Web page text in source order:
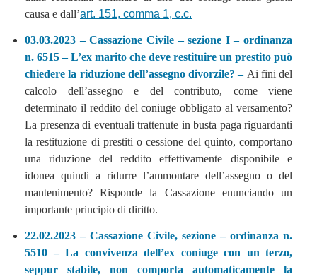
causa e dall’art. 151, comma 1, c.c.
03.03.2023 – Cassazione Civile – sezione I – ordinanza
n. 6515 – L’ex marito che deve restituire un prestito può
chiedere la riduzione dell’assegno divorzile? – Ai fini del
calcolo dell’assegno e del contributo, come viene
determinato il reddito del coniuge obbligato al versamento?
La presenza di eventuali trattenute in busta paga riguardanti
la restituzione di prestiti o cessione del quinto, comportano
una riduzione del reddito effettivamente disponibile e
idonea quindi a ridurre l’ammontare dell’assegno o del
mantenimento? Risponde la Cassazione enunciando un
importante principio di diritto.
22.02.2023 – Cassazione Civile, sezione – ordinanza n.
5510 – La convivenza dell’ex coniuge con un terzo,
seppur stabile, non comporta automaticamente la